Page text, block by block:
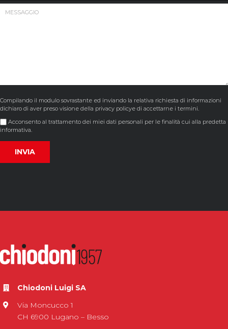
Compilando il modulo sovrastante ed inviando la relativa richiesta di informazioni
dichiaro di aver preso visione della privacy policye di accettarne i termini.
Acconsento al trattamento dei miei dati personali per le finalità cui alla predetta
informativa.
Chiodoni Luigi SA
Via Moncucco 1
CH 6900 Lugano – Besso